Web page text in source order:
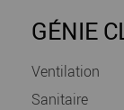
GÉNIE
Ventilation
Sanitaire